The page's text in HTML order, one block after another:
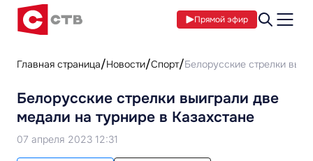
Прямой эфир
Главная страница Новости Спорт Белорусские стрелки
Белорусские стрелки выиграли две
медали на турнире в Казахстане
07 апреля 2023 12:31